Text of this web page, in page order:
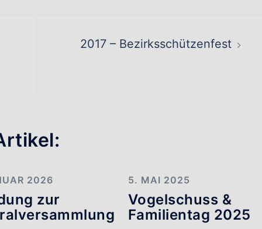
2017 – Bezirksschützenfest
2026
zur
5. MAI 2025
Vogelschuss &
Familientag 2025